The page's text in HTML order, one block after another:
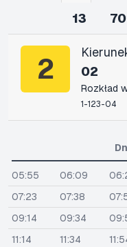
13
2
02
Rozkład
1-123-04
05:55 06:09
07:23
07:38
09:14
09:34
11:14
11:34